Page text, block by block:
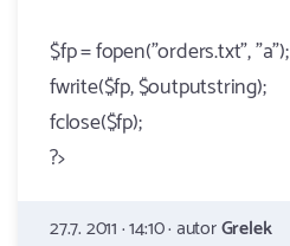
$fp = fopen("orders.txt", "a");
fwrite($fp, $outputstring);
fclose($fp);
?>
27.7. 2011 · 14:10 · autorGrelek